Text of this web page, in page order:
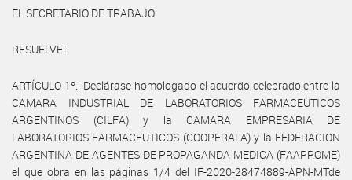
EL SECRETARIO DE TRABAJO
RESUELVE:
ARTÍCULO 1º.- Declárase homologado el acuerdo celebrado entre la
CAMARA INDUSTRIAL DE LABORATORIOS FARMACEUTICOS
ARGENTINOS (CILFA) y la CAMARA EMPRESARIA DE
LABORATORIOS FARMACEUTICOS (COOPERALA) y la FEDERACION
ARGENTINA DE AGENTES DE PROPAGANDA MEDICA (FAAPROME)
el que obra en las páginas 1/4 del IF-2020-28474889-APN-MTde